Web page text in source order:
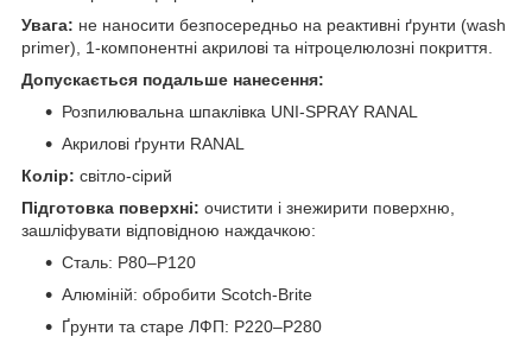
Увага: не наносити безпосередньо на реактивні ґрунти (wash
primer), 1-компонентні акрилові та нітроцелюлозні покриття.
Допускається подальше нанесення:
Розпилювальна шпаклівка UNI-SPRAY RANAL
Акрилові ґрунти RANAL
Колір: світло-сірий
Підготовка поверхні: очистити і знежирити поверхню,
зашліфувати відповідною наждачкою:
Сталь: P80–P120
Алюміній: обробити Scotch-Brite
Ґрунти та старе ЛФП: P220–P280